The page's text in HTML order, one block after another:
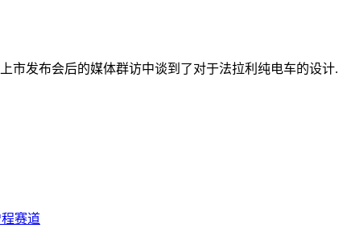
市发布会后的媒体群访中谈到了对于法拉利纯电车的设计.